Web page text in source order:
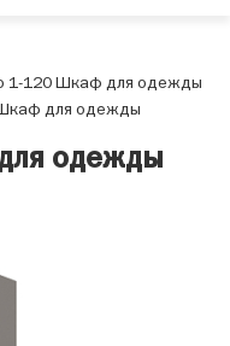
1-120 Шкаф для одежды
для одежды
одежды